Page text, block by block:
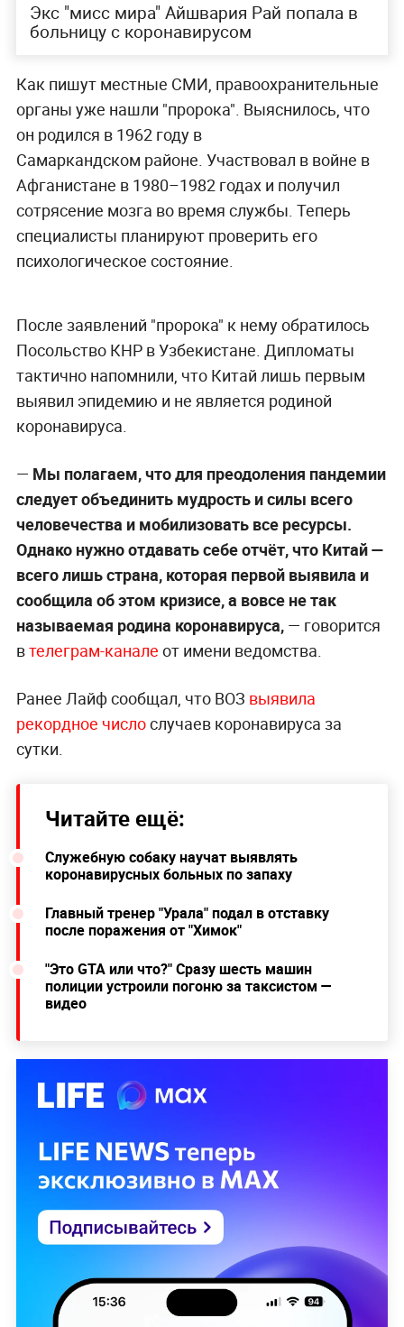
Экс "мисс мира" Айшвария Рай попала в
больницу с коронавирусом
Как пишут местные СМИ, правоохранительные
органы уже нашли "пророка". Выяснилось, что
он родился в 1962 году в
Самаркандском районе. Участвовал в войне в
Афганистане в 1980–1982 годах и получил
сотрясение мозга во время службы. Теперь
специалисты планируют проверить его
психологическое состояние.
После заявлений "пророка" к нему обратилось
Посольство КНР в Узбекистане. Дипломаты
тактично напомнили, что Китай лишь первым
выявил эпидемию и не является родиной
коронавируса.
— Мы полагаем, что для преодоления пандемии
следует объединить мудрость и силы всего
человечества и мобилизовать все ресурсы.
Однако нужно отдавать себе отчёт, что Китай —
всего лишь страна, которая первой выявила и
сообщила об этом кризисе, а вовсе не так
называемая родина коронавируса,— говорится
втелеграм-канале от имени ведомства.
Ранее Лайф сообщал, что ВОЗ выявила
рекордное числослучаев коронавируса за
сутки.
Читайте ещё:
Служебную собаку научат выявлять
коронавирусных больных по запаху
Главный тренер "Урала" подал в отставку
после поражения от "Химок"
"Это GTA или что?" Сразу шесть машин
полиции устроили погоню за таксистом —
видео